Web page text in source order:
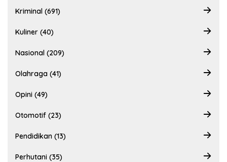
Kriminal (691)
Kuliner (40)
Nasional (209)
Olahraga (41)
Opini (49)
Otomotif (23)
Pendidikan (13)
Perhutani (35)